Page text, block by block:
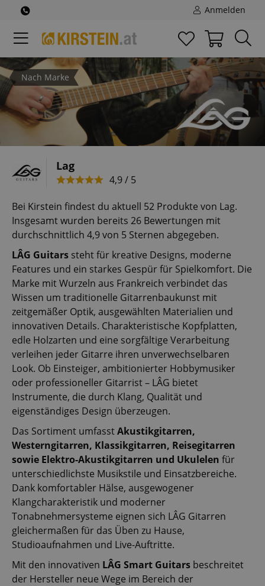
Anmelden
Nach Marke
Lag
4,9 / 5
Bei Kirstein findest du aktuell 52 Produkte von Lag.
Insgesamt wurden bereits 26 Bewertungen mit
durchschnittlich 4,9 von 5 Sternen abgegeben.
LÂG Guitars steht für kreative Designs, moderne
Features und ein starkes Gespür für Spielkomfort. Die
Marke mit Wurzeln aus Frankreich verbindet das
Wissen um traditionelle Gitarrenbaukunst mit
zeitgemäßer Optik, ausgewählten Materialien und
innovativen Details. Charakteristische Kopfplatten,
edle Holzarten und eine sorgfältige Verarbeitung
verleihen jeder Gitarre ihren unverwechselbaren
Look. Ob Einsteiger, ambitionierter Hobbymusiker
oder professioneller Gitarrist – LÂG bietet
Instrumente, die durch Klang, Qualität und
eigenständiges Design überzeugen.
Das Sortiment umfasstAkustikgitarren,
Westerngitarren, Klassikgitarren, Reisegitarren
sowie Elektro-Akustikgitarren und Ukulelen für
unterschiedlichste Musikstile und Einsatzbereiche.
Dank komfortabler Hälse, ausgewogener
Klangcharakteristik und moderner
Tonabnehmersysteme eignen sich LÂG Gitarren
gleichermaßen für das Üben zu Hause,
Studioaufnahmen und Live-Auftritte.
Mit den innovativen LÂG Smart Guitars beschreitet
der Hersteller neue Wege im Bereich der